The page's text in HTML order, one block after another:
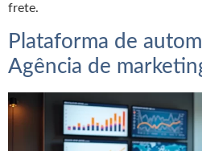
frete.
Plataforma de
Agência de